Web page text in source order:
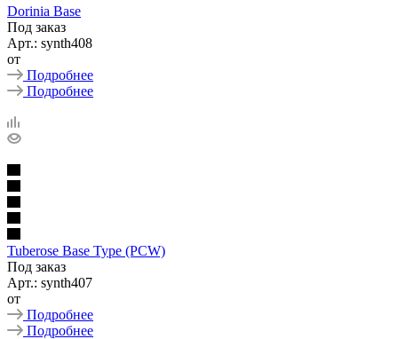
Dorinia Base
Под заказ
Арт.: synth408
от
Подробнее
Подробнее
Tuberose Base Type (PCW)
Под заказ
Арт.: synth407
от
Подробнее
Подробнее